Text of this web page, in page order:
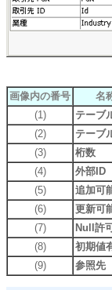
画像内の番号 名
(1)
テーブ
(2)
テーブ
(3)
桁数
(4)
外部ID
(5)
追加可
(6)
更新可
(7)
Null許
(8)
初期値
(9)
参照先